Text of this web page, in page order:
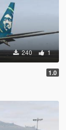
240 1
1.0